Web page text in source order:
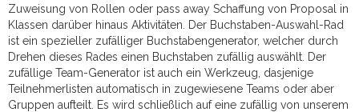
Zuweisung von Rollen oder pass away Schaffung von Proposal in
Klassen darüber hinaus Aktivitäten. Der Buchstaben-Auswahl-Rad
ist ein spezieller zufälliger Buchstabengenerator, welcher durch
Drehen dieses Rades einen Buchstaben zufällig auswählt. Der
zufällige Team-Generator ist auch ein Werkzeug, dasjenige
Teilnehmerlisten automatisch in zugewiesene Teams oder aber
Gruppen aufteilt. Es wird schließlich auf eine zufällig von unserem